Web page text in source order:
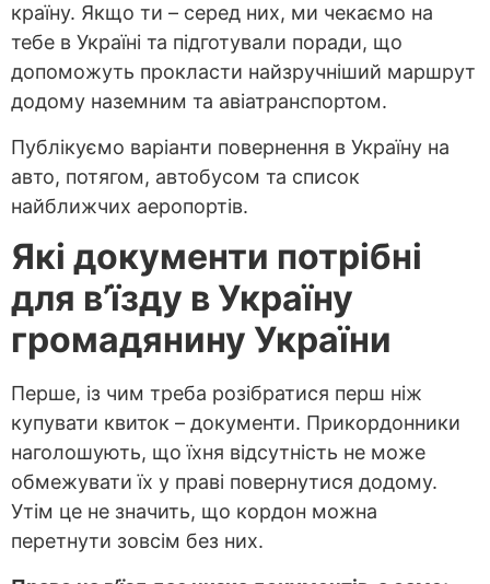
країну. Якщо ти – серед них, ми чекаємо на
тебе в Україні та підготували поради, що
допоможуть прокласти найзручніший маршрут
додому наземним та авіатранспортом.
Публікуємо варіанти повернення в Україну на
авто, потягом, автобусом та список
найближчих аеропортів.
Які документи потрібні
для в’їзду в Україну
громадянину України
Перше, із чим треба розібратися перш ніж
купувати квиток – документи. Прикордонники
наголошують, що їхня відсутність не може
обмежувати їх у праві повернутися додому.
Утім це не значить, що кордон можна
перетнути зовсім без них.